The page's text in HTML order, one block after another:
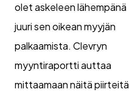
olet askeleen lähempänä
juuri sen oikean myyjän
palkaamista. Clevryn
myyntiraportti auttaa
mittaamaan näitä piirteitä